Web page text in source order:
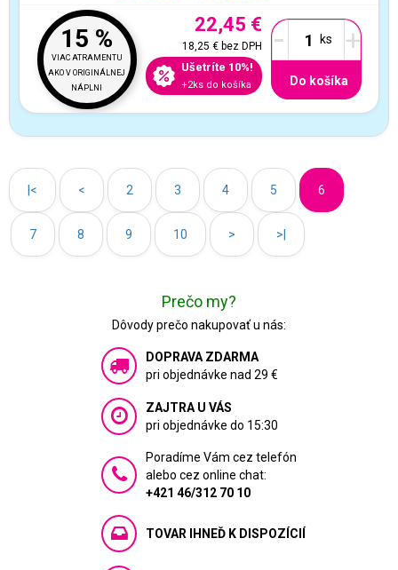
15 %
VIAC ATRAMENTU
AKO V ORIGINÁLNEJ
NÁPLNI
22,45 €
18,25 €bez DPH
Ušetríte 10%!
+2ks do košíka
- +
Do košíka
|< < 2 3 4 5 6
7 8 9 10 > >|
Prečo my?
Dôvody prečo nakupovať u nás:
DOPRAVA ZDARMA
pri objednávke nad 29 €
ZAJTRA U VÁS
pri objednávke do 15:30
Poradíme Vám cez telefón
alebo cez online chat:
+421 46/312 70 10
TOVAR IHNEĎ K DISPOZÍCIÍ